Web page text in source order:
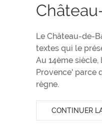
Le Château-de-
textes qui le
Au 14ème
Provence' parce
règne.
CONTINUER